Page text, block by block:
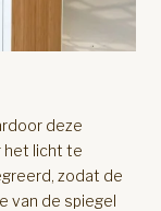
deze
het licht te
zodat de
van de spiegel